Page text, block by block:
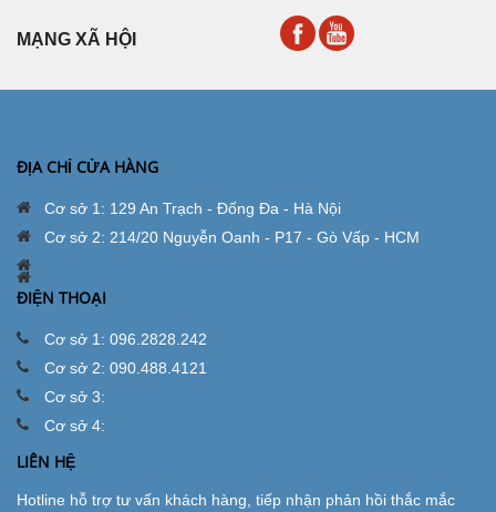
MẠNG XÃ HỘI
ĐỊA CHỈ CỬA HÀNG
Cơ sở 1: 129 An Trạch - Đống Đa - Hà Nội
Cơ sở 2: 214/20 Nguyễn Oanh - P17 - Gò Vấp - HCM
ĐIỆN THOẠI
Cơ sở 1: 096.2828.242
Cơ sở 2: 090.488.4121
Cơ sở 3:
Cơ sở 4:
LIÊN HỆ
Hotline hỗ trợ tư vấn khách hàng, tiếp nhận phản hồi thắc mắc